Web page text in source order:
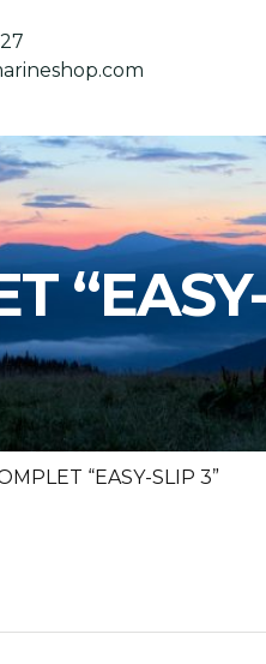
“EASY-SLIP 3”